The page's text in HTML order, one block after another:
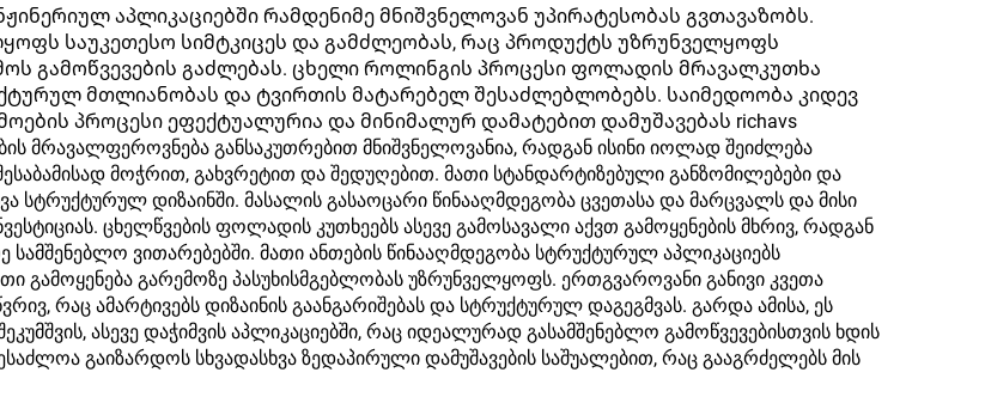
აპლიკაციებში რამდენიმე მნიშვნელოვან უპირატესობას გვთავაზობს.
საუკეთესო სიმტკიცეს და გამძლეობას, რაც პროდუქტს უზრუნველყოფს
გამოწვევების გაძლებას. ცხელი როლინგის პროცესი ფოლადის მრავალკუთხა
მთლიანობას და ტვირთის მატარებელ შესაძლებლობებს. საიმედოობა კიდევ
პროცესი ეფექტუალურია და მინიმალურ დამატებით დამუშავებას richavs
მრავალფეროვნება განსაკუთრებით მნიშვნელოვანია, რადგან ისინი იოლად შეიძლება
მოჭრით, გახვრეტით და შედუღებით. მათი სტანდარტიზებული განზომილებები და
სტრუქტურულ დიზაინში. მასალის გასაოცარი წინააღმდეგობა ცვეთასა და მარცვალს და მისი
ცხელწვების ფოლადის კუთხეებს ასევე გამოსავალი აქვთ გამოყენების მხრივ, რადგან
ვითარებებში. მათი ანთების წინააღმდეგობა სტრუქტურულ აპლიკაციებს
გამოყენება გარემოზე პასუხისმგებლობას უზრუნველყოფს. ერთგვაროვანი განივი კვეთა
რაც ამარტივებს დიზაინის გაანგარიშებას და სტრუქტურულ დაგეგმვას. გარდა ამისა, ეს
ასევე დაჭიმვის აპლიკაციებში, რაც იდეალურად გასამშენებლო გამოწვევებისთვის ხდის
გაიზარდოს სხვადასხვა ზედაპირული დამუშავების საშუალებით, რაც გააგრძელებს მის